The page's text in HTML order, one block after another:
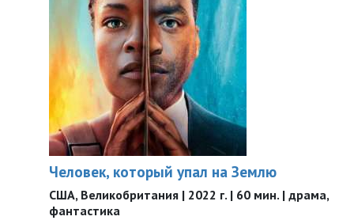
Человек, который упал на Землю
США, Великобритания | 2022 г. | 60 мин. | драма,
фантастика